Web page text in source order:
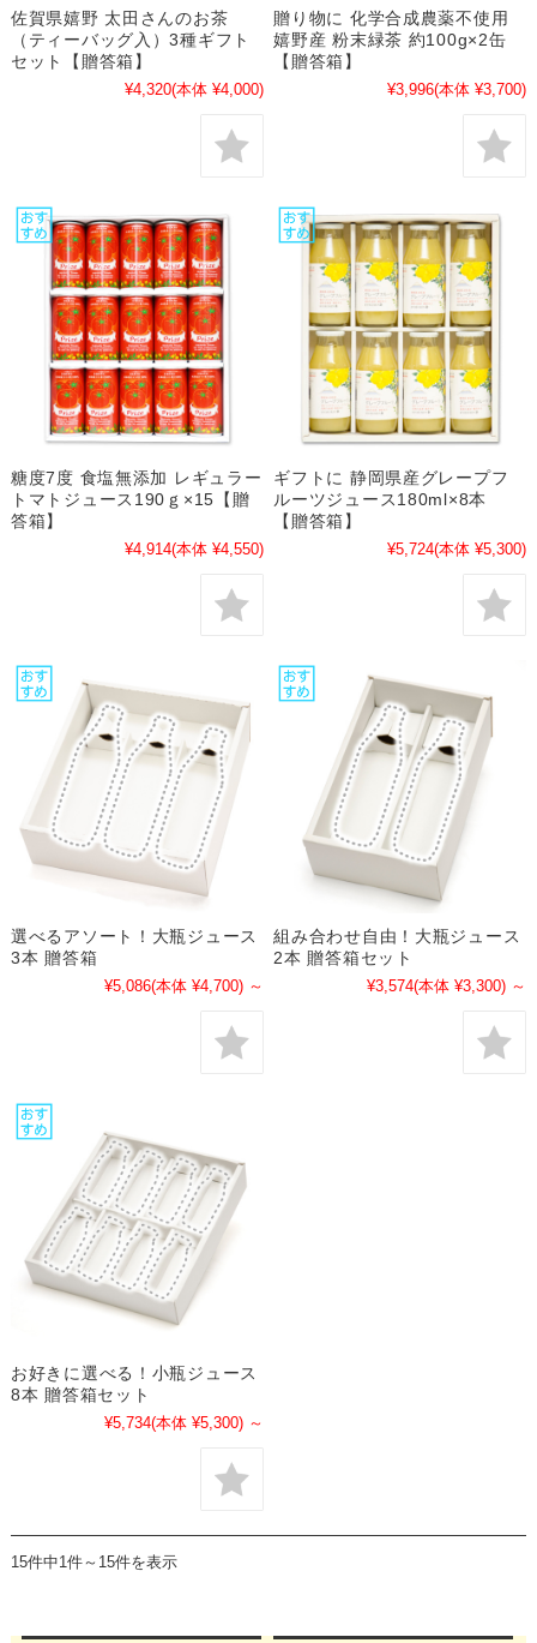
佐賀県嬉野 太田さんのお茶
（ティーバッグ入）3種ギフト
セット【贈答箱】
¥4,320(本体 ¥4,000)
贈り物に 化学合成農薬不使用
嬉野産 粉末緑茶 約100g×2缶
【贈答箱】
¥3,996(本体 ¥3,700)
糖度7度 食塩無添加 レギュラー
トマトジュース190ｇ×15【贈
答箱】
¥4,914(本体 ¥4,550)
ギフトに 静岡県産グレープフ
ルーツジュース180ml×8本
【贈答箱】
¥5,724(本体 ¥5,300)
選べるアソート！大瓶ジュース
3本 贈答箱
¥5,086(本体 ¥4,700) ～
組み合わせ自由！大瓶ジュース
2本 贈答箱セット
¥3,574(本体 ¥3,300) ～
お好きに選べる！小瓶ジュース
8本 贈答箱セット
¥5,734(本体 ¥5,300) ～
15件中1件～15件を表示